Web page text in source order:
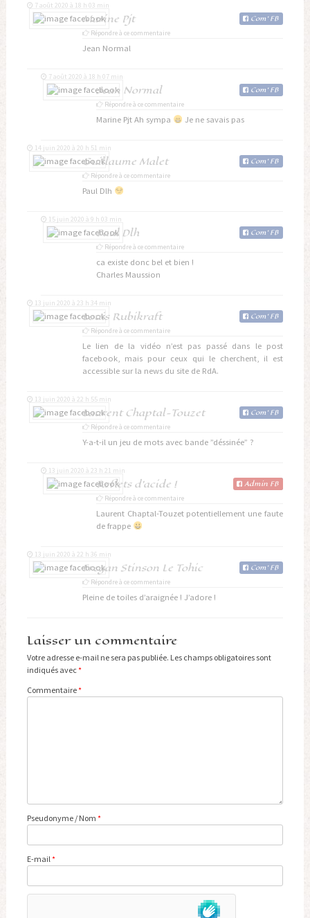
Marine Pjt Com 'FB
7 août 2020 à 18 h 03 min
Répondre à ce commentaire
Jean Normal
Jean Normal Com 'FB
7 août 2020 à 18 h 07 min
Répondre à ce commentaire
Marine Pjt Ah sympa Je ne savais pas
Guillaume Malet Com 'FB
14 juin 2020 à 20 h 51 min
Répondre à ce commentaire
Paul Dlh
Paul Dlh Com 'FB
15 juin 2020 à 9 h 03 min
Répondre à ce commentaire
ca existe donc bel et bien !
Charles Maussion
Louis Rubikraft Com 'FB
13 juin 2020 à 23 h 34 min
Répondre à ce commentaire
Le lien de la vidéo n’est pas passé dans le post
facebook, mais pour ceux qui le cherchent, il est
accessible sur la news du site de RdA.
Laurent Chaptal-Touzet Com 'FB
13 juin 2020 à 22 h 55 min
Répondre à ce commentaire
Y-a-t-il un jeu de mots avec bande ”déssinée” ?
Reflets d'acide ! Com' FB
Admin FB
13 juin 2020 à 23 h 21 min
Répondre à ce commentaire
Laurent Chaptal-Touzet potentiellement une faute
de frappe
Fregan Stinson Le Tohic Com 'FB
13 juin 2020 à 22 h 36 min
Répondre à ce commentaire
Pleine de toiles d’araignée ! J’adore !
Laisser un commentaire
Votre adresse e-mail ne sera pas publiée. Les champs obligatoires sont
indiqués avec*
Commentaire*
Pseudonyme / Nom *
E-mail*